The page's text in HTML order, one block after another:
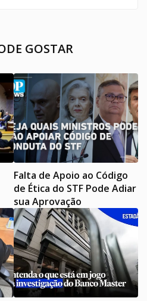
GOSTAR
Falta de Apoio ao Código
de Ética do STF Pode Adiar
sua Aprovação